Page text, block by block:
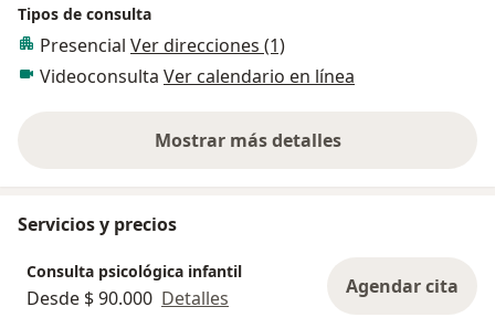
Tipos de consulta
Presencial Ver direcciones (1)
Videoconsulta Ver calendario en línea
Mostrar más detalles
sobre la experiencia
Servicios y precios
Consulta psicológica infantil
Desde $ 90.000 Detalles Agendar cita